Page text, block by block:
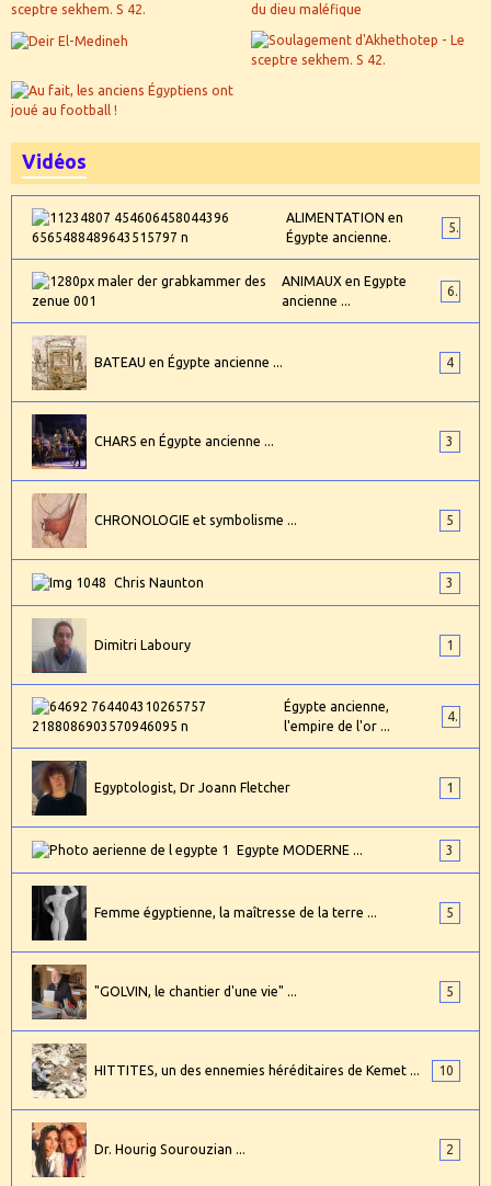
Vidéos
ALIMENTATION en
Égypte ancienne.
5
ANIMAUX en Egypte
ancienne ...
6
BATEAU en Égypte ancienne ... 4
CHARS en Égypte ancienne ... 3
CHRONOLOGIE et symbolisme ... 5
Chris Naunton 3
Dimitri Laboury 1
Égypte ancienne,
l'empire de l'or ...
4
Egyptologist, Dr Joann Fletcher 1
Egypte MODERNE ... 3
Femme égyptienne, la maîtresse de la terre ... 5
"GOLVIN, le chantier d'une vie" ... 5
HITTITES, un des ennemies héréditaires de Kemet ... 10
Dr. Hourig Sourouzian ... 2